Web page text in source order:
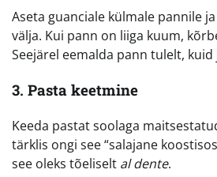
Aseta guanciale külmale pannile
välja. Kui pann on liiga kuum,
Seejärel eemalda pann tulelt,
3. Pasta keetmine
Keeda pastat soolaga
tärklis ongi see “salajane
see oleks tõeliselt al dente.